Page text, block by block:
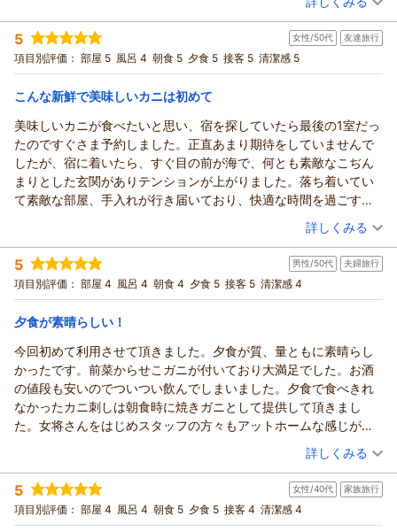
投稿者： オカピーさん(男性/40代)
宿泊プラン： 【冬◆人気No.1】新鮮な美しさにうっとり かに刺し付きフルコ
ース
和室 朝・夕 夕/個室利用
宿泊価格帯： 30,001円以上(大人一人あたり/税込)
5 女性/50代 友達旅行
項目別評価： 部屋 5 風呂 4 朝食 5 夕食 5 接客 5 清潔感 5
こんな新鮮で美味しいカニは初めて
美味しいカニが食べたいと思い、宿を探していたら最後の1室だっ
たのですぐさま予約しました。正直あまり期待をしていませんで
したが、宿に着いたら、すぐ目の前が海で、何とも素敵なこぢん
まりとした玄関がありテンションが上がりました。落ち着いてい
て素敵な部屋、手入れが行き届いており、快適な時間を過ごすこ
とができました。夕食の時間になり、こんなにも新鮮で美味しい
カニは初めて食べました。お腹満腹になるまでカニを満喫し、こ
れから毎年恒例にこちらへ伺わせて頂こうと決めました。また来
年も楽しみにしております。
（投稿日：2026/01/11）
宿泊時期： 2026年01月宿泊 (友達旅行)
投稿者： さとちゃんさん
宿泊プラン： 【冬◆人気No.1】新鮮な美しさにうっとり かに刺し付きフルコ
ース
和室 朝・夕 夕/個室利用
宿泊価格帯： 30,001円以上(大人一人あたり/税込)
詳しくみる
5 男性/50代 夫婦旅行
項目別評価： 部屋 4 風呂 4 朝食 4 夕食 5 接客 5 清潔感 4
夕食が素晴らしい！
今回初めて利用させて頂きました。夕食が質、量ともに素晴らし
かったです。前菜からせこガニが付いており大満足でした。お酒
の値段も安いのでついつい飲んでしまいました。夕食で食べきれ
なかったカニ刺しは朝食時に焼きガニとして提供して頂きまし
た。女将さんをはじめスタッフの方々もアットホームな感じがし
（投稿日：2025/12/15）
宿泊時期： 2025年12月宿泊 (夫婦旅行)
投稿者： ゴウさん
宿泊プラン： 【冬◆人気No.1】新鮮な美しさにうっとり かに刺し付きフルコ
ース
和室 朝・夕 夕/個室利用
詳しくみる
5 女性/40代 家族旅行
項目別評価： 部屋 4 風呂 4 朝食 5 夕食 5 接客 4 清潔感 4